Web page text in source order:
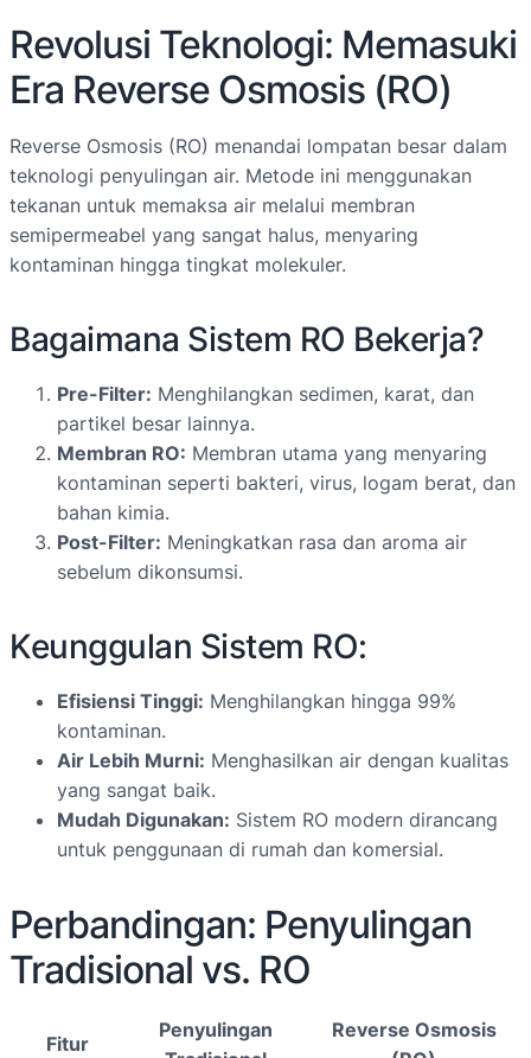
Revolusi Teknologi: Memasuki
Era Reverse Osmosis (RO)
Reverse Osmosis (RO) menandai lompatan besar dalam
teknologi penyulingan air. Metode ini menggunakan
tekanan untuk memaksa air melalui membran
semipermeabel yang sangat halus, menyaring
kontaminan hingga tingkat molekuler.
Bagaimana Sistem RO Bekerja?
Pre-Filter: Menghilangkan sedimen, karat, dan
partikel besar lainnya.
Membran RO: Membran utama yang menyaring
kontaminan seperti bakteri, virus, logam berat, dan
bahan kimia.
Post-Filter: Meningkatkan rasa dan aroma air
sebelum dikonsumsi.
Keunggulan Sistem RO:
Efisiensi Tinggi: Menghilangkan hingga 99%
kontaminan.
Air Lebih Murni: Menghasilkan air dengan kualitas
yang sangat baik.
Mudah Digunakan: Sistem RO modern dirancang
untuk penggunaan di rumah dan komersial.
Perbandingan: Penyulingan
Tradisional vs. RO
Fitur
Penyulingan
Reverse Osmosis